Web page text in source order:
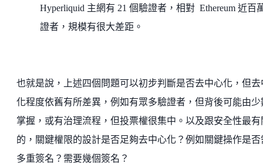
Hyperliquid 主網有 21 個驗證者，相對 Ethereum 近百
證者，規模有很大差距。
也就是說，上述四個問題可以初步判斷是否去中心化，但去
化程度依舊有所差異，例如有眾多驗證者，但背後可能由少
掌握，或有治理流程，但投票權很集中。以及跟安全性最有
的，關鍵權限的設計是否足夠去中心化？例如關鍵操作是否
多重簽名？需要幾個簽名？